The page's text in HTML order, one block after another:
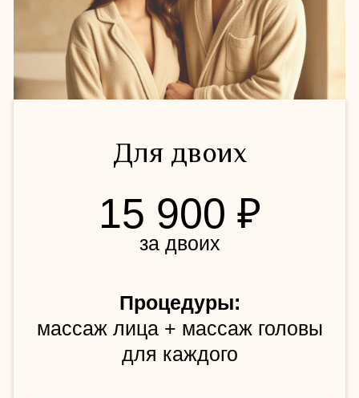
массаж лица + кремовая маска
для каждой
Забронировать дату